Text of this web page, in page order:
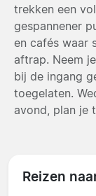
trekken een
gespannener
en cafés waar
aftrap. Neem
bij de ingang
toegelaten.
avond, plan je
Reizen